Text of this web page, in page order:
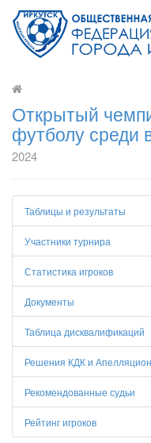
Открытый
футболу среди
2024
Таблицы и результаты
Участники турнира
Статистика игроков
Документы
Таблица дисквалификаций
Решения КДК и
Рекомендованные судьи
Рейтинг игроков